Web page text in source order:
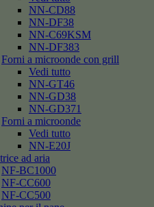
NN-CD88
NN-DF38
NN-C69KSM
NN-DF383
Forni a microonde con grill
Vedi tutto
NN-GT46
NN-GD38
NN-GD371
Forni a microonde
Vedi tutto
NN-E20J
ad aria
NF-BC1000
NF-CC600
NF-CC500